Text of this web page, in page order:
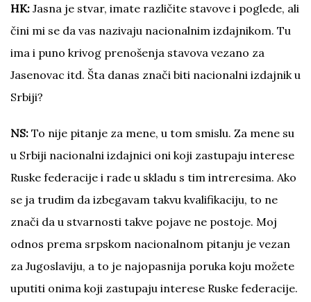
HK: Jasna je stvar, imate različite stavove i poglede, ali
čini mi se da vas nazivaju nacionalnim izdajnikom. Tu
ima i puno krivog prenošenja stavova vezano za
Jasenovac itd. Šta danas znači biti nacionalni izdajnik u
Srbiji?
NS: To nije pitanje za mene, u tom smislu. Za mene su
u Srbiji nacionalni izdajnici oni koji zastupaju interese
Ruske federacije i rade u skladu s tim intreresima. Ako
se ja trudim da izbegavam takvu kvalifikaciju, to ne
znači da u stvarnosti takve pojave ne postoje. Moj
odnos prema srpskom nacionalnom pitanju je vezan
za Jugoslaviju, a to je najopasnija poruka koju možete
uputiti onima koji zastupaju interese Ruske federacije.